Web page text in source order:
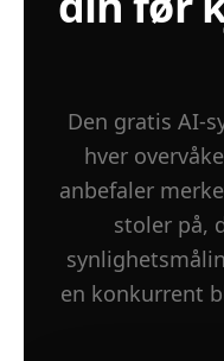
Den gratis AI-
hver
anbefaler
stoler på,
en konkurrent